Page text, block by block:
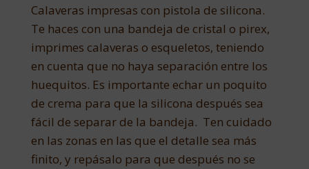
Calaveras impresas con pistola de silicona.
Te haces con una bandeja de cristal o pirex,
imprimes calaveras o esqueletos, teniendo
en cuenta que no haya separación entre los
huequitos. Es importante echar un poquito
de crema para que la silicona después sea
fácil de separar de la bandeja. Ten cuidado
en las zonas en las que el detalle sea más
finito, y repásalo para que después no se